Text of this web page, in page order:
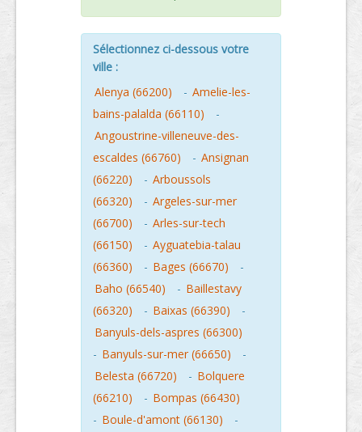
Sélectionnez ci-dessous votre
ville :
Alenya (66200)
- Amelie-les-
bains-palalda (66110)
-
Angoustrine-villeneuve-des-
escaldes (66760)
- Ansignan
(66220)
- Arboussols
(66320)
- Argeles-sur-mer
(66700)
- Arles-sur-tech
(66150)
- Ayguatebia-talau
(66360)
- Bages (66670)
-
Baho (66540)
- Baillestavy
(66320)
- Baixas (66390)
-
Banyuls-dels-aspres (66300)
- Banyuls-sur-mer (66650)
-
Belesta (66720)
- Bolquere
(66210)
- Bompas (66430)
- Boule-d'amont (66130)
-